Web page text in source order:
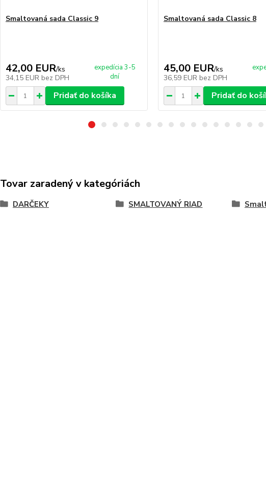
Smaltovaná sada Classic 9
42,00 EUR/ks
34,15 EUR bez DPH
expedícia 3-5
dní
Pridať do košíka
Smaltovaná sada Classic 8
45,00 EUR/ks
36,59 EUR bez DPH
Pridať do
Tovar zaradený v kategóriách
DARČEKY SMALTOVANÝ RIAD